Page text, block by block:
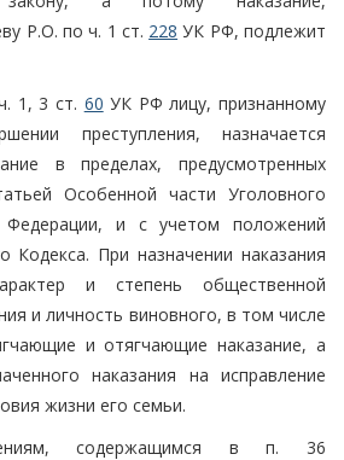
Р.О. по ч. 1 ст. 228 УК РФ, подлежит
1, 3 ст. 60 УК РФ лицу, признанному
преступления, назначается
в пределах, предусмотренных
Особенной части Уголовного
Федерации, и с учетом положений
Кодекса. При назначении наказания
и степень общественной
и личность виновного, в том числе
и отягчающие наказание, а
наказания на исправление
жизни его семьи.
содержащимся в п. 36